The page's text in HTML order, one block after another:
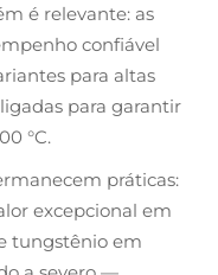
é relevante: as
confiável
para altas
para garantir
°C.
práticas:
excepcional em
tungstênio em